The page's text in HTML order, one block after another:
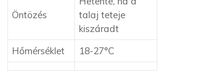
Öntözés
talaj teteje
kiszáradt
Hőmérséklet
18-27°C